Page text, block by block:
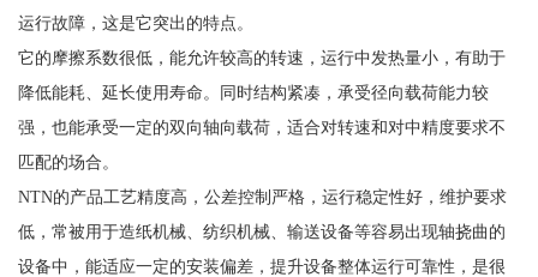
运行故障，这是它突出的特点。
它的摩擦系数很低，能允许较高的转速，运行中发热量小，有助于
降低能耗、延长使用寿命。同时结构紧凑，承受径向载荷能力较
强，也能承受一定的双向轴向载荷，适合对转速和对中精度要求不
匹配的场合。
NTN的产品工艺精度高，公差控制严格，运行稳定性好，维护要求
低，常被用于造纸机械、纺织机械、输送设备等容易出现轴挠曲的
设备中，能适应一定的安装偏差，提升设备整体运行可靠性，是很